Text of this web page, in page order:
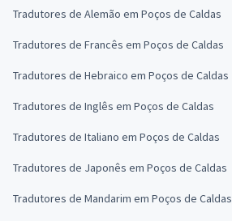
Tradutores de Alemão em Poços de Caldas
Tradutores de Francês em Poços de Caldas
Tradutores de Hebraico em Poços de Caldas
Tradutores de Inglês em Poços de Caldas
Tradutores de Italiano em Poços de Caldas
Tradutores de Japonês em Poços de Caldas
Tradutores de Mandarim em Poços de Caldas